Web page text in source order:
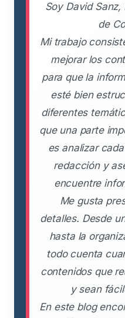
Soy David Sanz,
de
Mi trabajo
mejorar los
para que la
esté bien
diferentes
que una parte
es analizar
redacción y
encuentre
Me gusta
detalles. Desde
hasta la
todo cuenta
contenidos que
y sean
En este blog